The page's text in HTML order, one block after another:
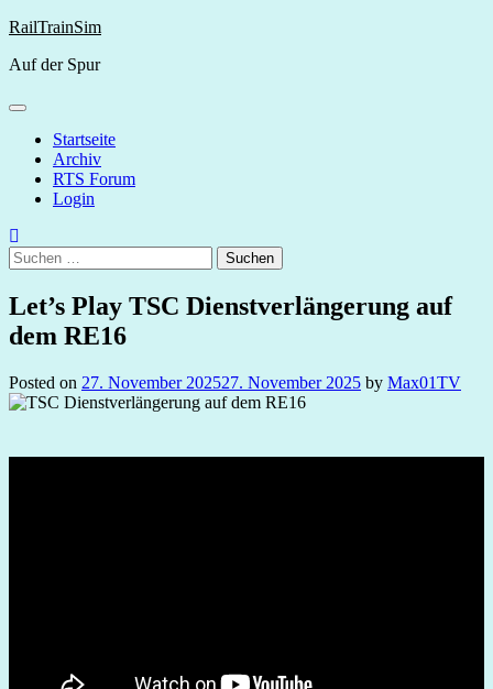
Skip
content
RailTrainSim
Auf der Spur
Startseite
Archiv
RTS Forum
Login
Suchen
nach:
Let’s Play TSC Dienstverlängerung auf
dem RE16
Posted on 27. November 202527. November 2025 by Max01TV